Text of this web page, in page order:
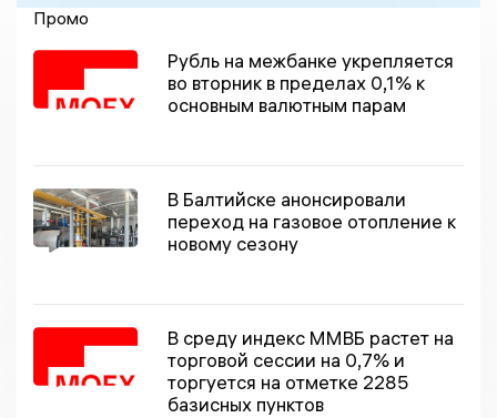
Промо
Рубль на межбанке укрепляется
во вторник в пределах 0,1% к
основным валютным парам
В Балтийске анонсировали
переход на газовое отопление к
новому сезону
В среду индекс ММВБ растет на
торговой сессии на 0,7% и
торгуется на отметке 2285
базисных пунктов